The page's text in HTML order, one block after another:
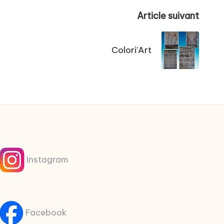
Article suivant
Colori’Art
Instagram
Facebook